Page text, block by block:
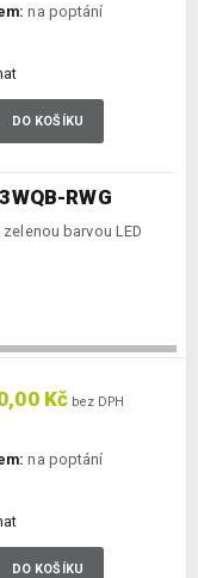
RWG
barvou LED
na poptání
DO KOŠÍKU
Kč bez DPH
na poptání
DO KOŠÍKU